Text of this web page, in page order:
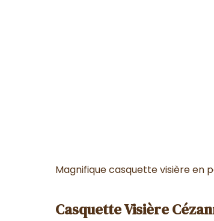
Magnifique casquette visière en
Casquette Visière